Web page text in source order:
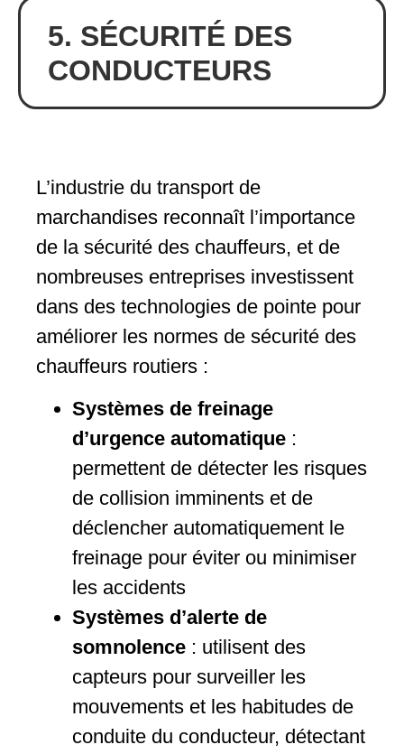
5. SÉCURITÉ DES
CONDUCTEURS
L’industrie du transport de
marchandises reconnaît l’importance
de la sécurité des chauffeurs, et de
nombreuses entreprises investissent
dans des technologies de pointe pour
améliorer les normes de sécurité des
chauffeurs routiers :
Systèmes de freinage
d’urgence automatique :
permettent de détecter les risques
de collision imminents et de
déclencher automatiquement le
freinage pour éviter ou minimiser
les accidents
Systèmes d’alerte de
somnolence : utilisent des
capteurs pour surveiller les
mouvements et les habitudes de
conduite du conducteur, détectant